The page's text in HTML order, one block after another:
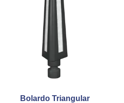
Bolardo Triangular